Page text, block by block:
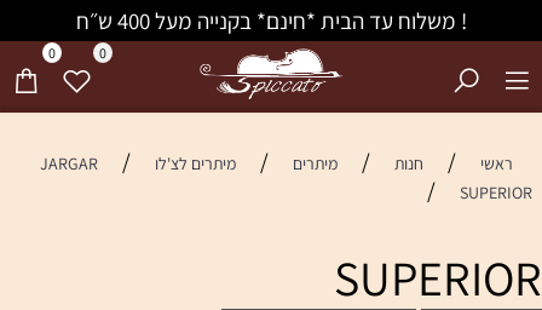
! משלוח עד הבית *חינם* בקנייה מעל 400 ש״ח
0 0
ראשי / חנות / מיתרים / מיתרים לצ'לו /
JARGAR
/ SUPERIOR
SUPERIOR